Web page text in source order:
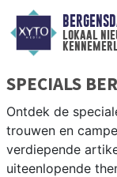
lokaal
SPECIALS
Ontdek de
trouwen en
verdiepende
uiteenlopende